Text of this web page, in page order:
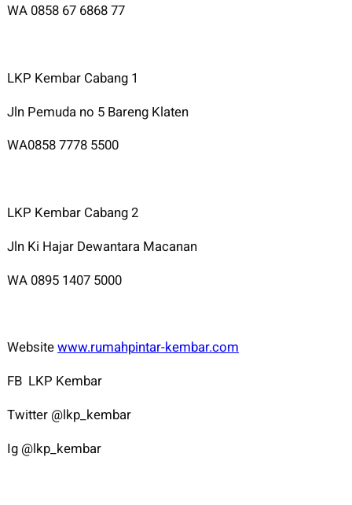
WA 0858 67 6868 77
LKP Kembar Cabang 1
Jln Pemuda no 5 Bareng Klaten
WA0858 7778 5500
LKP Kembar Cabang 2
Jln Ki Hajar Dewantara Macanan
WA 0895 1407 5000
Websitewww.rumahpintar-kembar.com
FB LKP Kembar
Twitter @lkp_kembar
Ig @lkp_kembar